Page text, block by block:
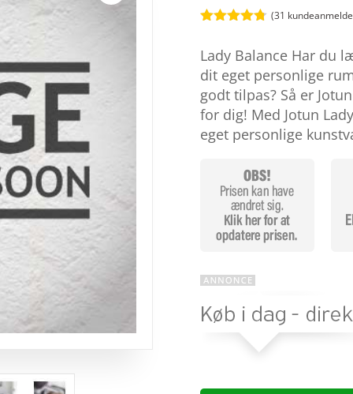
ud af 5
baseret på
kundebedø
mmelser
(31
Lady Balance Har du
dit eget personlige
godt tilpas? Så er
for dig! Med Jotun
eget personlige